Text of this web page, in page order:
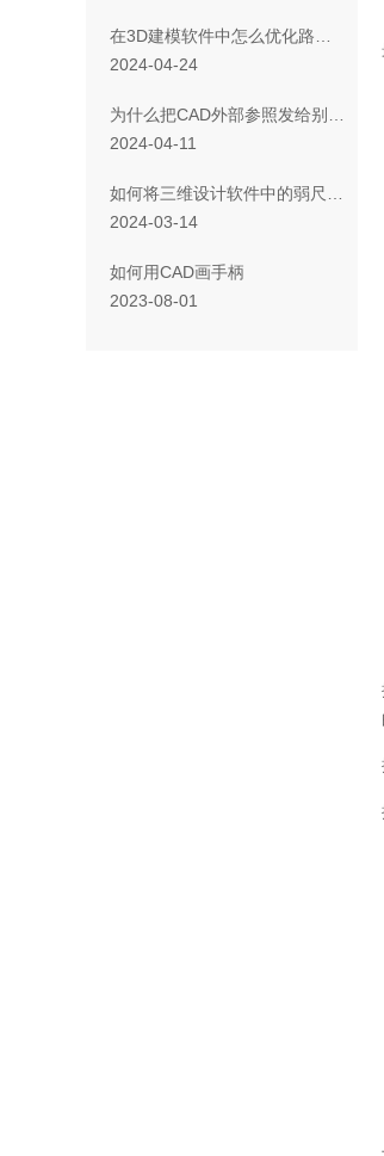
在3D建模软件中怎么优化路径扫掠设置？
2024-04-24
为什么把CAD外部参照发给别人后不显示？该怎么处理？
2024-04-11
如何将三维设计软件中的弱尺寸批量改为强尺寸？
2024-03-14
如何用CAD画手柄
2023-08-01